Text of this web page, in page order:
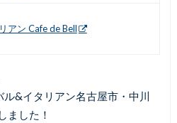
アン Cafe de Bell
&イタリアン名古屋市・中川
ました！